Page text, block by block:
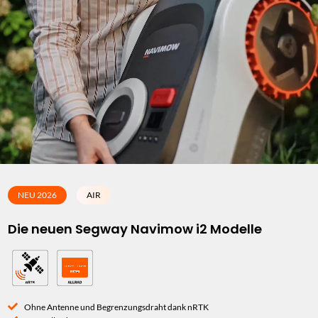
NEU 2026 AIR
Die neuen Segway Navimow i2 Modelle
Ohne Antenne und Begrenzungsdraht dank nRTK